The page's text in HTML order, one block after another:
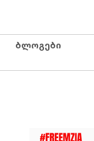
ბლოგები